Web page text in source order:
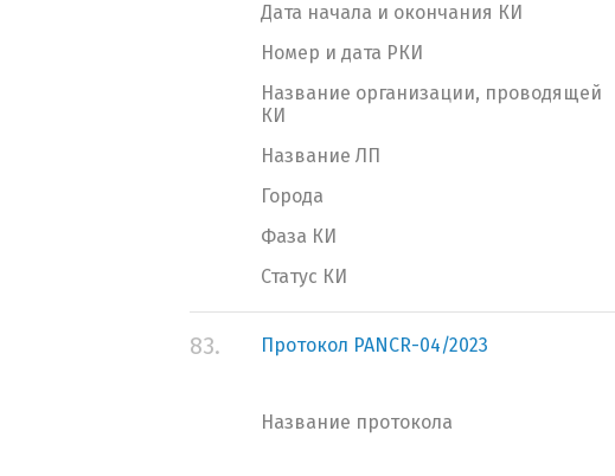
Дата начала и окончания КИ
Номер и дата РКИ
Название организации, проводящей
КИ
Название ЛП
Города
Фаза КИ
Статус КИ
83. Протокол PANCR-04/2023
Название протокола